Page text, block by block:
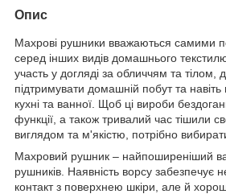
Опис
Махрові рушники вважаються самими
серед інших видів домашнього
участь у догляді за обличчям та тілом,
підтримувати домашній побут та
кухні та ванної. Щоб ці вироби
функції, а також тривалий час тішили
виглядом та м'якістю, потрібно
Махровий рушник – найпоширеніший
рушників. Наявність ворсу забезпечує
контакт з поверхнею шкіри, але й хороші